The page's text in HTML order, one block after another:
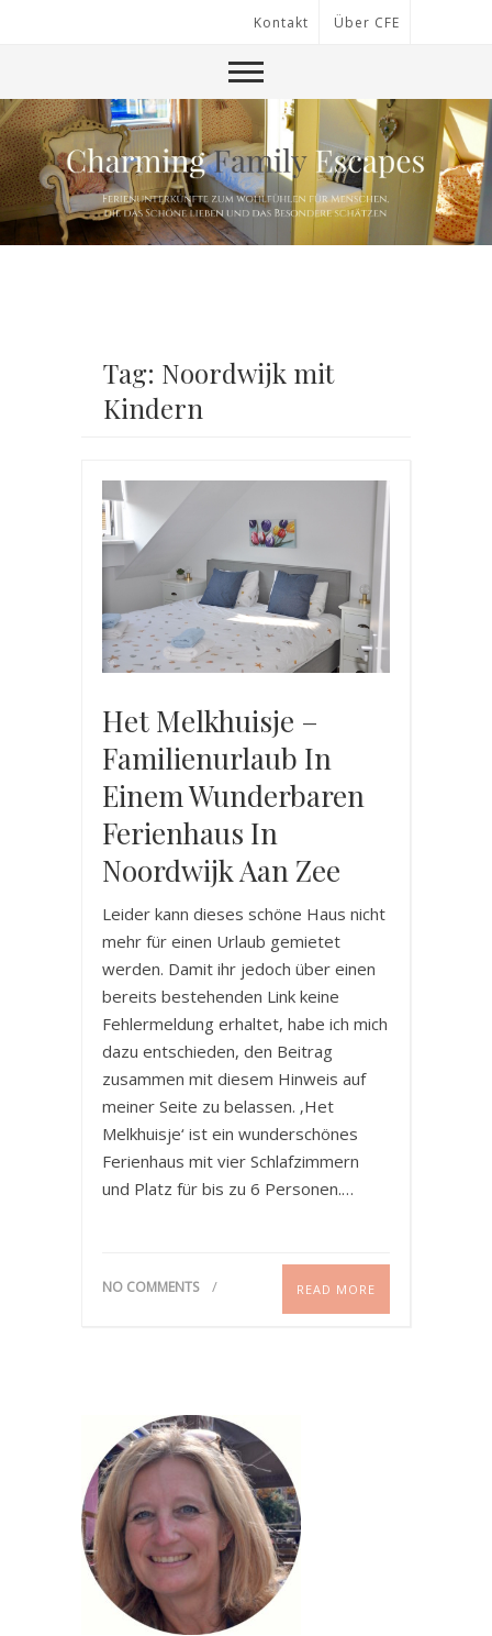
Kontakt Über CFE
Tag: Noordwijk mit
Kindern
Het Melkhuisje –
Familienurlaub In
Einem Wunderbaren
Ferienhaus In
Noordwijk Aan Zee
Leider kann dieses schöne Haus nicht
mehr für einen Urlaub gemietet
werden. Damit ihr jedoch über einen
bereits bestehenden Link keine
Fehlermeldung erhaltet, habe ich mich
dazu entschieden, den Beitrag
zusammen mit diesem Hinweis auf
meiner Seite zu belassen. ‚Het
Melkhuisje‘ ist ein wunderschönes
Ferienhaus mit vier Schlafzimmern
und Platz für bis zu 6 Personen.…
NO COMMENTS READ MORE